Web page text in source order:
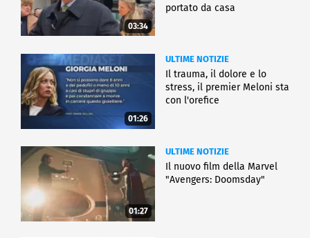
03:34
portato da casa
01:26
ULTIME NOTIZIE
Il trauma, il dolore e lo
stress, il premier Meloni sta
con l'orefice
01:27
ULTIME NOTIZIE
Il nuovo film della Marvel
"Avengers: Doomsday"